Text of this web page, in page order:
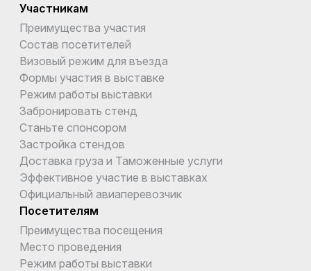
Участникам
Преимущества участия
Состав посетителей
Визовый режим для въезда
Формы участия в выставке
Режим работы выставки
Забронировать стенд
Станьте спонсором
Застройка стендов
Доставка груза и Таможенные услуги
Эффективное участие в выставках
Официальный авиаперевозчик
Посетителям
Преимущества посещения
Место проведения
Режим работы выставки